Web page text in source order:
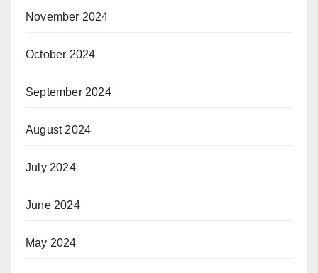
November 2024
October 2024
September 2024
August 2024
July 2024
June 2024
May 2024